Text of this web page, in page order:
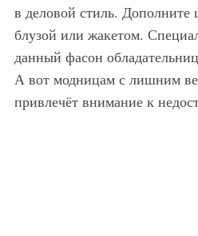
в деловой стиль. Дополните
блузой или жакетом.
данный фасон
А вот модницам с лишним
привлечёт внимание к